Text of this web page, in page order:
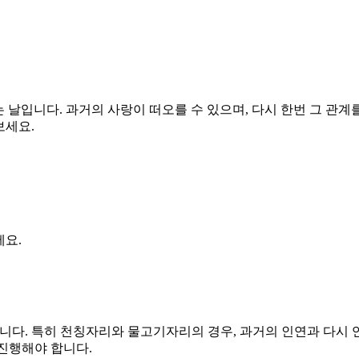
날입니다. 과거의 사랑이 떠오를 수 있으며, 다시 한번 그 관
세요.
요.
다. 특히 천칭자리와 물고기자리의 경우, 과거의 인연과 다
행해야 합니다.